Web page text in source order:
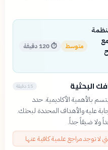
متوسط ⏱120 دقيقة
البحثية 15 دقيقة
بالأهمية الأكاديمية. حدد
عليه والأهداف المحددة لبحثك.
ولا ضيقاً جداً.
لا توجد مراجع علمية كافية عنها